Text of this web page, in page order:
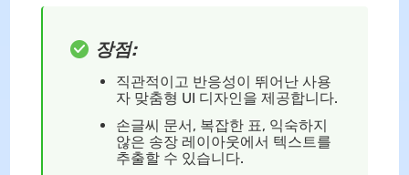
장점:
직관적이고 반응성이 뛰어난 사용
자 맞춤형 UI 디자인을 제공합니다.
손글씨 문서, 복잡한 표, 익숙하지
않은 송장 레이아웃에서 텍스트를
추출할 수 있습니다.